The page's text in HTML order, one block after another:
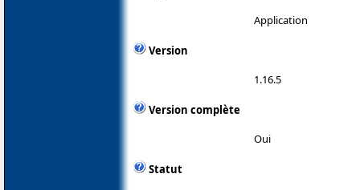
Application
Version
1.16.5
Version complète
Oui
Statut